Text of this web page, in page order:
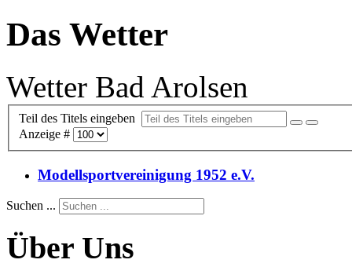
Das Wetter
Wetter Bad Arolsen
Teil des Titels eingeben
Anzeige #
Modellsportvereinigung 1952 e.V.
Suchen ...
Über Uns